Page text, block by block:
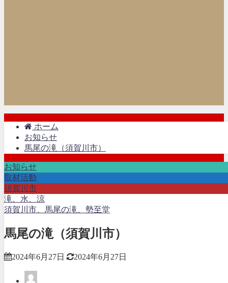
ホーム
お知らせ
馬尾の滝（須賀川市）
お知らせ
取材活動
須賀川市
滝、水、涼
須賀川市、馬尾の滝、勢至堂
馬尾の滝（須賀川市）
2024年6月27日 2024年6月27日